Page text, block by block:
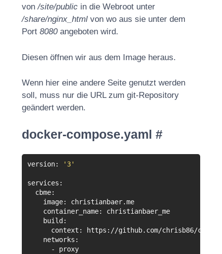
von/site/public in die Webroot unter
/share/nginx_html von wo aus sie unter dem
Port 8080angeboten wird.
Diesen öffnen wir aus dem Image heraus.
Wenn hier eine andere Seite genutzt werden
soll, muss nur die URL zum git-Repository
geändert werden.
docker-compose.yaml #
version: '3'
services :
cbme:
image: christianbaer.me
container_name:
christianbaer_me
build :
context : https : //github. com/chrisb86/
networks :
-
proxy